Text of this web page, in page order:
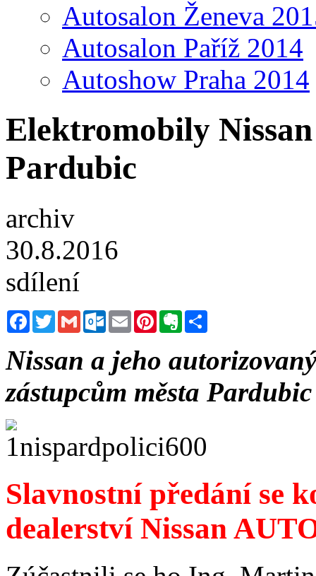
Autosalon Ženeva
Autosalon Paříž 2014
Autoshow Praha 2014
Elektromobily
Pardubic
archiv
30.8.2016
sdílení
FacebookTwitterGmail Outlook.com
Email PinterestEvernote
Nissan a jeho
zástupcům města
Slavnostní předání se
dealerství Nissan